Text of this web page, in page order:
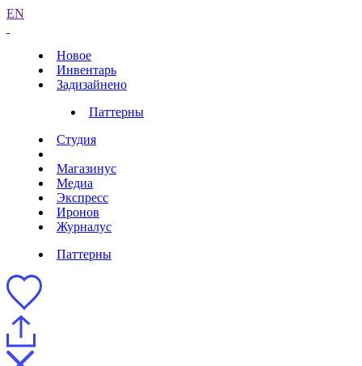
EN
Новое
Инвентарь
Задизайнено
Паттерны
Студия
Магазинус
Медиа
Экспресс
Иронов
Журналус
Паттерны